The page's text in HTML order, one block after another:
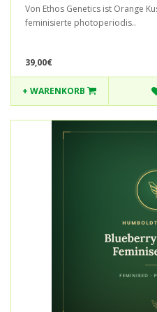
Von Ethos Genetics ist Orange
feminisierte photoperiodis..
39,00€
+ WARENKORB